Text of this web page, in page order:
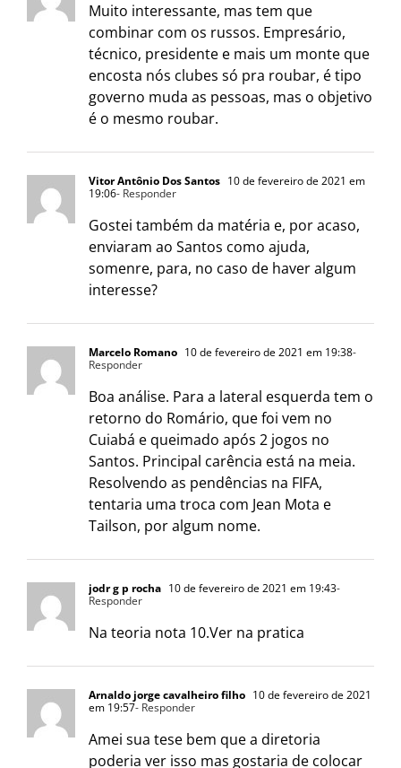
Muito interessante, mas tem que
combinar com os russos. Empresário,
técnico, presidente e mais um monte que
encosta nós clubes só pra roubar, é tipo
governo muda as pessoas, mas o objetivo
é o mesmo roubar.
Vitor Antônio Dos Santos 10 de fevereiro de 2021 em
19:06- Responder
Gostei também da matéria e, por acaso,
enviaram ao Santos como ajuda,
somenre, para, no caso de haver algum
interesse?
Marcelo Romano 10 de fevereiro de 2021 em 19:38-
Responder
Boa análise. Para a lateral esquerda tem o
retorno do Romário, que foi vem no
Cuiabá e queimado após 2 jogos no
Santos. Principal carência está na meia.
Resolvendo as pendências na FIFA,
tentaria uma troca com Jean Mota e
Tailson, por algum nome.
jodr g p rocha 10 de fevereiro de 2021 em 19:43-
Responder
Na teoria nota 10.Ver na pratica
Arnaldo jorge cavalheiro filho 10 de fevereiro de 2021
em 19:57- Responder
Amei sua tese bem que a diretoria
poderia ver isso mas gostaria de colocar